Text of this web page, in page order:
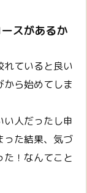
スがあるか
れていると良い
ら始めてしま
人だったし申
った結果、気づ
！なんてこと